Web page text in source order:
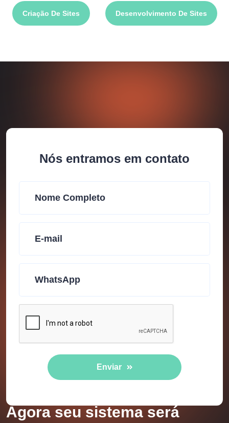
Criação De Sites Desenvolvimento De Sites
Nós entramos em contato
Enviar
Agora seu sistema será